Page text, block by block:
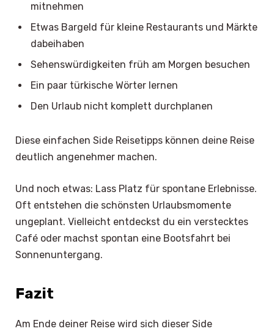
mitnehmen
Etwas Bargeld für kleine Restaurants und Märkte
dabeihaben
Sehenswürdigkeiten früh am Morgen besuchen
Ein paar türkische Wörter lernen
Den Urlaub nicht komplett durchplanen
Diese einfachen Side Reisetipps können deine Reise
deutlich angenehmer machen.
Und noch etwas: Lass Platz für spontane Erlebnisse.
Oft entstehen die schönsten Urlaubsmomente
ungeplant. Vielleicht entdeckst du ein verstecktes
Café oder machst spontan eine Bootsfahrt bei
Sonnenuntergang.
Fazit
Am Ende deiner Reise wird sich dieser Side